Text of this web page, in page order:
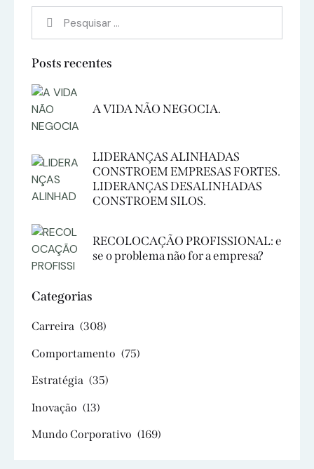
Posts recentes
A VIDA NÃO NEGOCIA.
LIDERANÇAS ALINHADAS
CONSTROEM EMPRESAS FORTES.
LIDERANÇAS DESALINHADAS
CONSTROEM SILOS.
RECOLOCAÇÃO PROFISSIONAL: e
se o problema não for a empresa?
Categorias
Carreira (308)
Comportamento (75)
Estratégia (35)
Inovação (13)
Mundo Corporativo (169)